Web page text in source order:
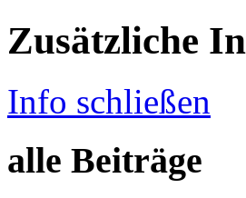
Zusätzliche
Info schließen
alle Beiträge